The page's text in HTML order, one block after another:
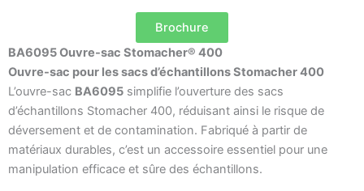
Brochure
BA6095 Ouvre-sac Stomacher® 400
Ouvre-sac pour les sacs d’échantillons Stomacher 400
L’ouvre-sac BA6095 simplifie l’ouverture des sacs
d’échantillons Stomacher 400, réduisant ainsi le risque de
déversement et de contamination. Fabriqué à partir de
matériaux durables, c’est un accessoire essentiel pour une
manipulation efficace et sûre des échantillons.